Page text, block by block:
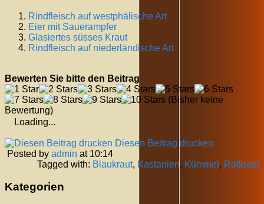
Rindfleisch auf westphälische Art
Eier mit Sauerampfer
Glasiertes süsses Kraut
Rindfleisch auf niederländische Art
Bewerten Sie bitte den Beitrag
(Bisher keine
Bewertung)
Loading...
Diesen Beitrag drucken
Posted by admin at 10:14
Tagged with: Blaukraut, Kastanien, Kümmel , Rotkraut
Kategorien